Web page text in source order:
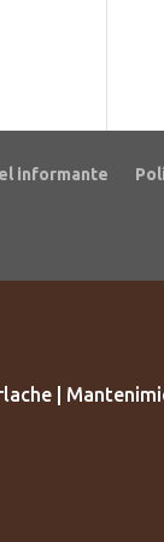
informante
|